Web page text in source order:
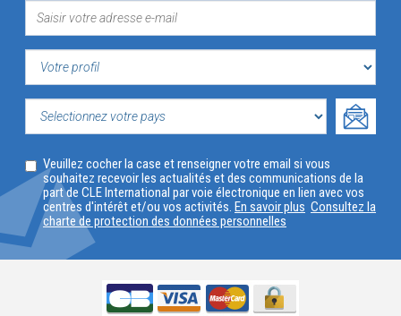
VOTRE
PROFIL
VOTRE
PAYS
Veuillez cocher la case et renseigner votre email si vous
souhaitez recevoir les actualités et des communications de la
part de CLE International par voie électronique en lien avec vos
centres d'intérêt et/ou vos activités. En savoir plus Consultez la
charte de protection des données personnelles